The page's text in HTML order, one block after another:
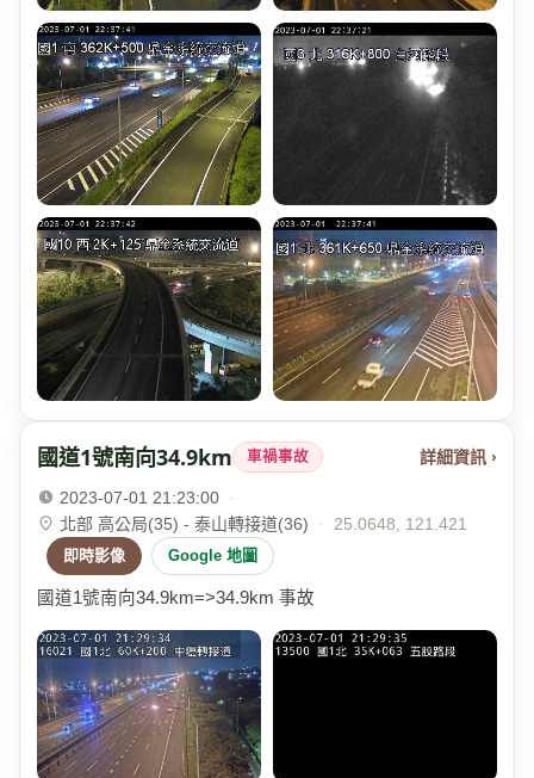
國道1號南向34.9km 車禍事故 詳細資訊 ›
2023-07-01 21:23:00
·
北部 高公局(35) - 泰山轉接道(36)
· 25.0648, 121.421
即時影像 Google 地圖
國道1號南向34.9km=>34.9km 事故